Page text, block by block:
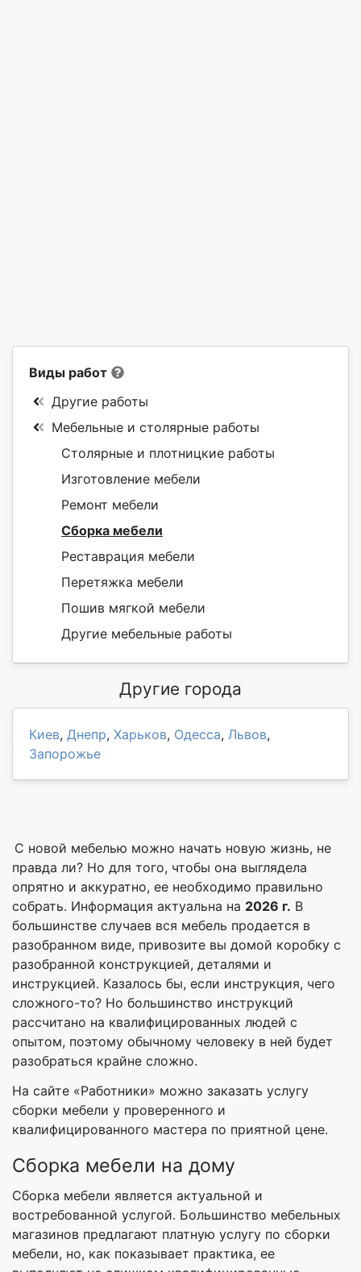
Виды работ
Другие работы
Мебельные и столярные работы
Столярные и плотницкие работы
Изготовление мебели
Ремонт мебели
Сборка мебели
Реставрация мебели
Перетяжка мебели
Пошив мягкой мебели
Другие мебельные работы
Другие города
Киев, Днепр, Харьков, Одесса, Львов,
Запорожье
С новой мебелью можно начать новую жизнь, не
правда ли? Но для того, чтобы она выглядела
опрятно и аккуратно, ее необходимо правильно
собрать. Информация актуальна на 2026 г. В
большинстве случаев вся мебель продается в
разобранном виде, привозите вы домой коробку с
разобранной конструкцией, деталями и
инструкцией. Казалось бы, если инструкция, чего
сложного-то? Но большинство инструкций
рассчитано на квалифицированных людей с
опытом, поэтому обычному человеку в ней будет
разобраться крайне сложно.
На сайте «Работники» можно заказать услугу
сборки мебели у проверенного и
квалифицированного мастера по приятной цене.
Сборка мебели на дому
Сборка мебели является актуальной и
востребованной услугой. Большинство мебельных
магазинов предлагают платную услугу по сборки
мебели, но, как показывает практика, ее